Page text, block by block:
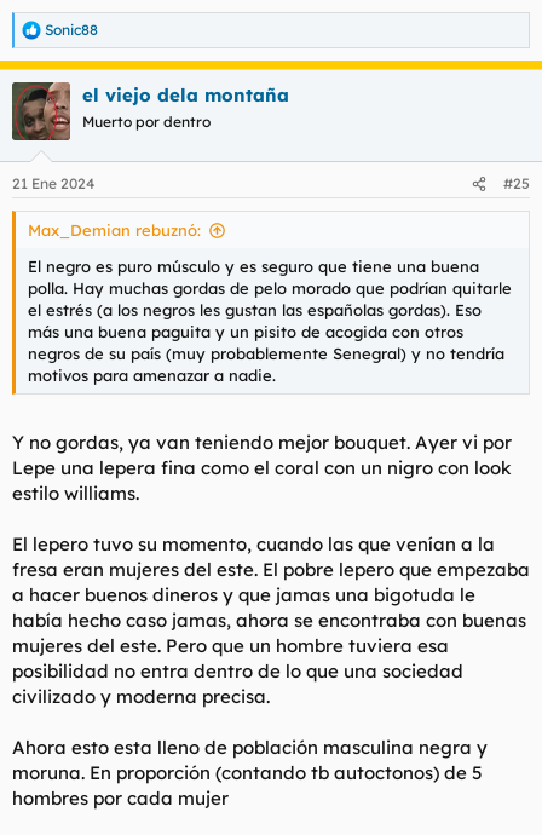
R
e
a
c
c
i
e
s
Sonic88
el viejo dela montaña
Muerto por dentro
21 Ene 2024 #25
Max_Demian rebuznó:
El negro es puro músculo y es seguro que tiene una buena
polla. Hay muchas gordas de pelo morado que podrían quitarle
el estrés (a los negros les gustan las españolas gordas). Eso
más una buena paguita y un pisito de acogida con otros
negros de su país (muy probablemente Senegral) y no tendría
motivos para amenazar a nadie.
Y no gordas, ya van teniendo mejor bouquet. Ayer vi por
Lepe una lepera fina como el coral con un nigro con look
estilo williams.
El lepero tuvo su momento, cuando las que venían a la
fresa eran mujeres del este. El pobre lepero que empezaba
a hacer buenos dineros y que jamas una bigotuda le
había hecho caso jamas, ahora se encontraba con buenas
mujeres del este. Pero que un hombre tuviera esa
posibilidad no entra dentro de lo que una sociedad
civilizado y moderna precisa.
Ahora esto esta lleno de población masculina negra y
moruna. En proporción (contando tb autoctonos) de 5
hombres por cada mujer